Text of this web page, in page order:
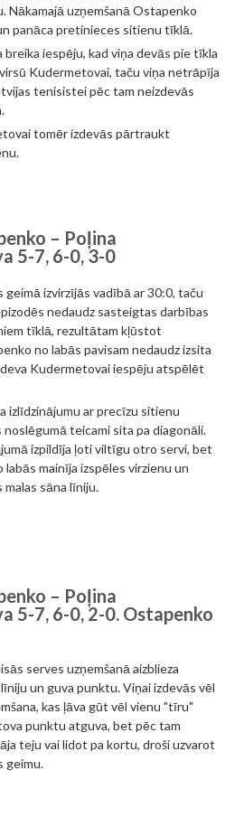
Nākamajā uzņemšanā Ostapenko
panāca pretinieces sitienu tīklā.
iespēju, kad viņa devās pie tīkla
Kudermetovai, taču viņa netrāpīja
tenisistei pēc tam neizdevās
tomēr izdevās pārtraukt
– Poļina
5-7, 6-0, 3-0
izvirzījās vadībā ar 30:0, taču
nedaudz sasteigtas darbības
tīklā, rezultātam kļūstot
no labās pavisam nedaudz izsita
Kudermetovai iespēju atspēlēt
izlīdzinājumu ar precīzu sitienu
noslēgumā teicami sita pa diagonāli.
izpildīja ļoti viltīgu otro servi, bet
labās mainīja izspēles virzienu un
sāna līniju.
– Poļina
5-7, 6-0, 2-0. Ostapenko
serves uzņemšanā aizblieza
un guva punktu. Viņai izdevās vēl
kas ļāva gūt vēl vienu "tīru"
punktu atguva, bet pēc tam
teju vai lidot pa kortu, droši uzvarot
geimu.